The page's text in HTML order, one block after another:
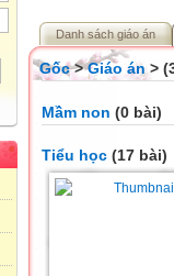
Danh sách giáo án
Gốc>Giáo án >
Mầm non (0 bài)
Tiểu học (17 bài)